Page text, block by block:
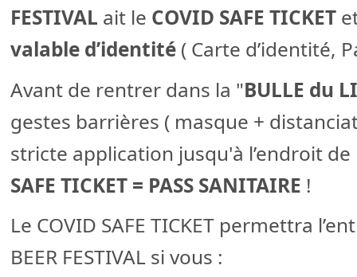
FESTIVAL ait le COVID SAFE TICKET
valable d’identité ( Carte d’identité,
Avant de rentrer dans la "BULLE du
gestes barrières ( masque +
stricte application jusqu'à l’endroit
SAFE TICKET = PASS SANITAIRE !
Le COVID SAFE TICKET permettra
BEER FESTIVAL si vous :